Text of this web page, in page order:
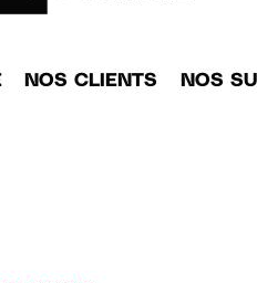
NOS CLIENTS NOS